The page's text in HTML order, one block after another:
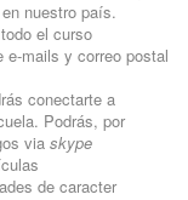
nuestro país.
el curso
e-mails y correo postal
conectarte a
Podrás, por
via skype
de caracter